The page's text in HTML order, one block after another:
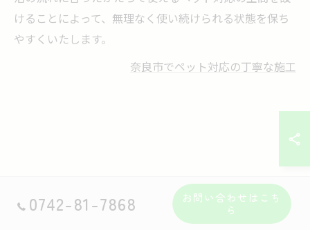
けることによって、無理なく使い続けられる状態を保ち
やすくいたします。
奈良市でペット対応の丁寧な施工
0742-81-7868
お問い合わせはこち
ら